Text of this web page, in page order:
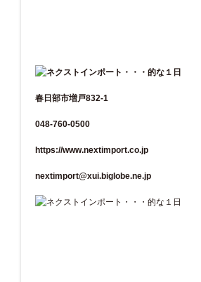
春日部市増戸832-1
048-760-0500
https://www.nextimport.co.jp
nextimport@xui.biglobe.ne.jp